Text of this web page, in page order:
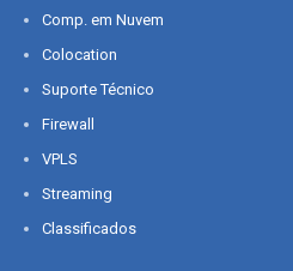
Comp. em Nuvem
Colocation
Suporte Técnico
Firewall
VPLS
Streaming
Classificados